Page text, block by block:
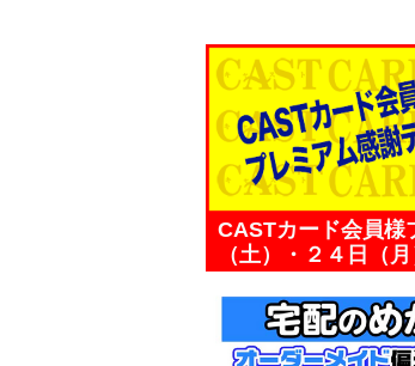
CASTカード会員
（土）・２４日（